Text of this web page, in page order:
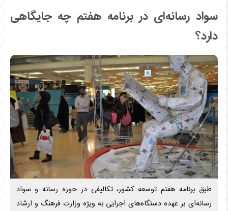
سواد رسانه‌ای در برنامه هفتم چه جایگاهی
دارد؟
طبق برنامه هفتم توسعه کشور، تکالیفی در حوزه رسانه و سواد
رسانه‌ای بر عهده دستگاه‌های اجرایی به ویژه وزارت فرهنگ و ارشاد